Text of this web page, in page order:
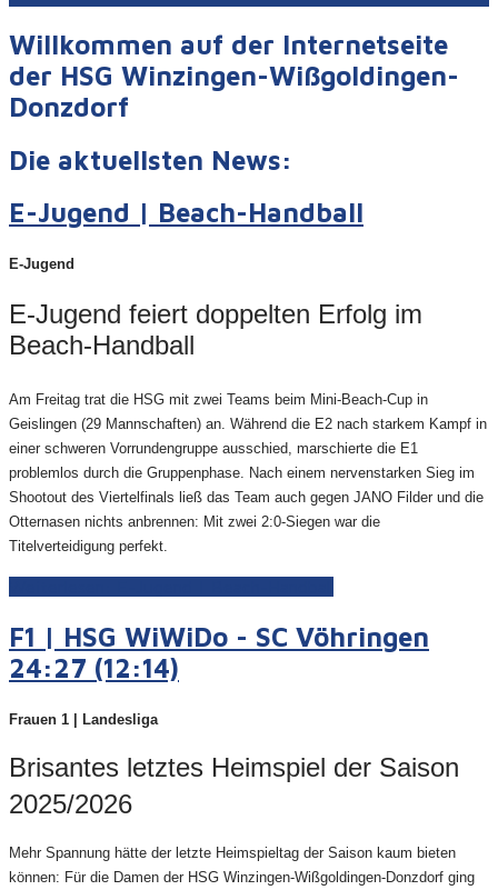
Willkommen auf der Internetseite
der HSG Winzingen-Wißgoldingen-
Donzdorf
Die aktuellsten News:
E-Jugend | Beach-Handball
E-Jugend
E-Jugend feiert doppelten Erfolg im
Beach-Handball
Am Freitag trat die HSG mit zwei Teams beim Mini-Beach-Cup in
Geislingen (29 Mannschaften) an. Während die E2 nach starkem Kampf in
einer schweren Vorrundengruppe ausschied, marschierte die E1
problemlos durch die Gruppenphase. Nach einem nervenstarken Sieg im
Shootout des Viertelfinals ließ das Team auch gegen JANO Filder und die
Otternasen nichts anbrennen: Mit zwei 2:0-Siegen war die
Titelverteidigung perfekt.
F1 | HSG WiWiDo - SC Vöhringen
24:27 (12:14)
Frauen 1 | Landesliga
Brisantes letztes Heimspiel der Saison
2025/2026
Mehr Spannung hätte der letzte Heimspieltag der Saison kaum bieten
können: Für die Damen der HSG Winzingen-Wißgoldingen-Donzdorf ging